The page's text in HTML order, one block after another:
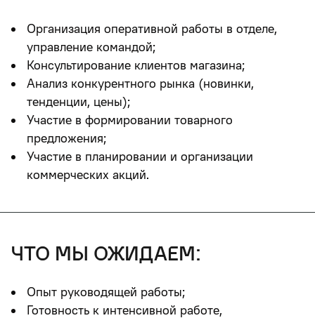
Организация оперативной работы в отделе,
управление командой;
Консультирование клиентов магазина;
Анализ конкурентного рынка (новинки,
тенденции, цены);
Участие в формировании товарного
предложения;
Участие в планировании и организации
коммерческих акций.
что мы ожидаем:
Опыт руководящей работы;
Готовность к интенсивной работе,